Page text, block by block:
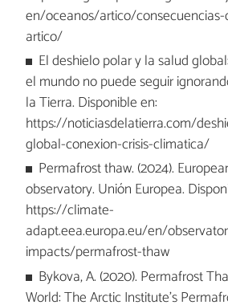
en/oceanos/artico/
artico/
El deshielo polar y la salud
el mundo no puede seguir
la Tierra. Disponible en:
https://noticiasdelatierra.com/
global-conexion-crisis-climatica/
Permafrost thaw. (2024).
observatory. Unión Europea.
https://climate-
adapt.eea.europa.eu/en/
impacts/permafrost-thaw
Bykova, A. (2020). Permafrost
World: The Arctic Institute’s